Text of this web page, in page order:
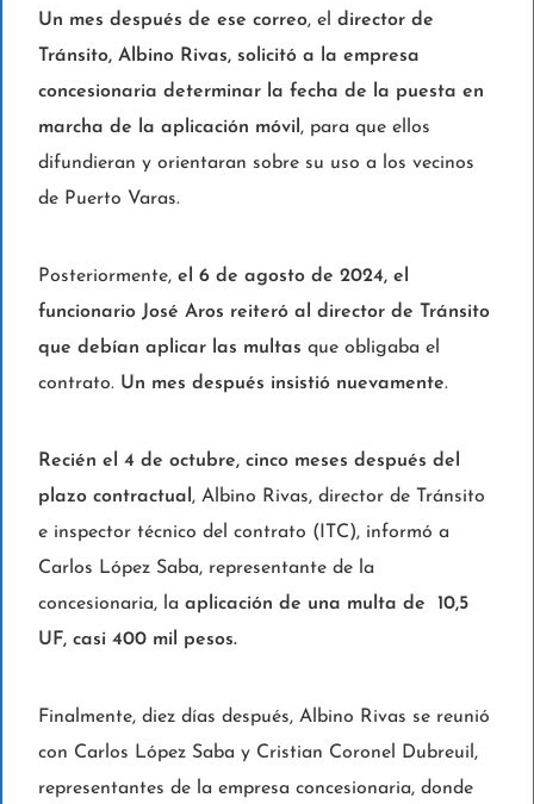
Un mes después de ese correo, el director de
Tránsito, Albino Rivas, solicitó a la empresa
concesionaria determinar la fecha de la puesta en
marcha de la aplicación móvil , para que ellos
difundieran y orientaran sobre su uso a los vecinos
de Puerto Varas.
Posteriormente, el 6 de agosto de 2024, el
funcionario José Aros reiteró al director de Tránsito
que debían aplicar las multas que obligaba el
contrato. Un mes después insistió nuevamente.
Recién el 4 de octubre, cinco meses después del
plazo contractual , Albino Rivas, director de Tránsito
e inspector técnico del contrato (ITC), informó a
Carlos López Saba, representante de la
concesionaria, la aplicación de una multa de 10,5
UF, casi 400 mil pesos.
Finalmente, diez días después, Albino Rivas se reunió
con Carlos López Saba y Cristian Coronel Dubreuil,
representantes de la empresa concesionaria, donde